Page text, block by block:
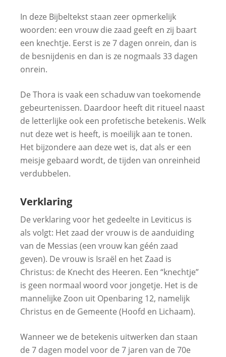
In deze Bijbeltekst staan zeer opmerkelijk
woorden: een vrouw die zaad geeft en zij baart
een knechtje. Eerst is ze 7 dagen onrein, dan is
de besnijdenis en dan is ze nogmaals 33 dagen
onrein.
De Thora is vaak een schaduw van toekomende
gebeurtenissen. Daardoor heeft dit ritueel naast
de letterlijke ook een profetische betekenis. Welk
nut deze wet is heeft, is moeilijk aan te tonen.
Het bijzondere aan deze wet is, dat als er een
meisje gebaard wordt, de tijden van onreinheid
verdubbelen.
Verklaring
De verklaring voor het gedeelte in Leviticus is
als volgt: Het zaad der vrouw is de aanduiding
van de Messias (een vrouw kan géén zaad
geven). De vrouw is Israël en het Zaad is
Christus: de Knecht des Heeren. Een “knechtje”
is geen normaal woord voor jongetje. Het is de
mannelijke Zoon uit Openbaring 12, namelijk
Christus en de Gemeente (Hoofd en Lichaam).
Wanneer we de betekenis uitwerken dan staan
de 7 dagen model voor de 7 jaren van de 70e